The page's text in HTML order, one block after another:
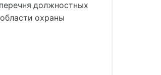
должностных
охраны